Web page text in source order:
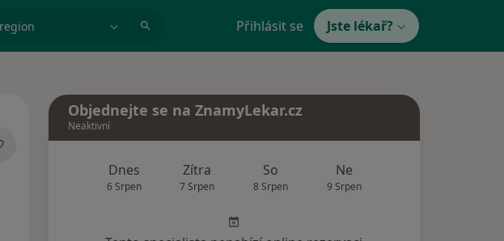
Přihlásit se Jste lékař?
Objednejte se na ZnamyLekar.cz
Neaktivní
Dnes
6 Srpen
Zítra
7 Srpen
So
8 Srpen
Ne
9 Srpen